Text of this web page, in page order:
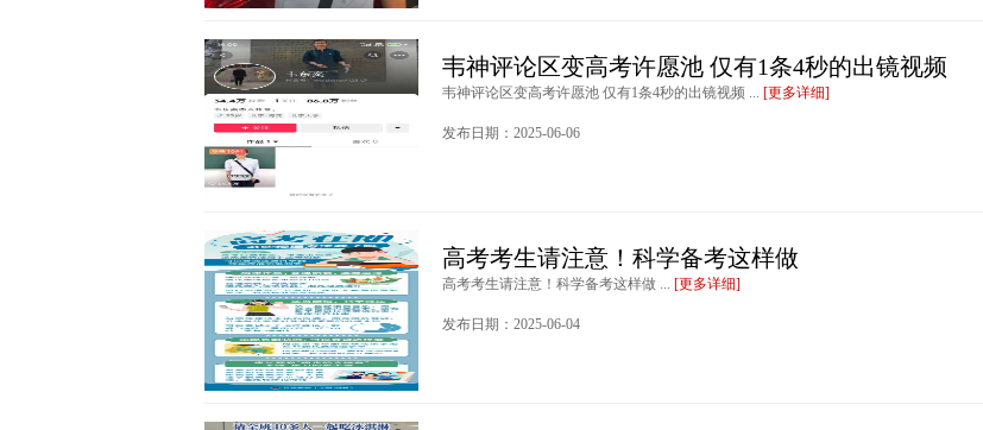
韦神评论区变高考许愿池 仅有1条4秒的出镜视频
韦神评论区变高考许愿池 仅有1条4秒的出镜视频 ... [更多详细]
发布日期：2025-06-06
高考考生请注意！科学备考这样做
高考考生请注意！科学备考这样做 ... [更多详细]
发布日期：2025-06-04